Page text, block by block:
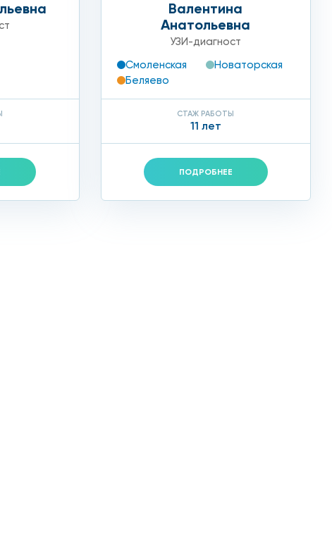
Валентина
Анатольевна
УЗИ-диагност
Смоленская
Новаторская
Беляево
СТАЖ РАБОТЫ
11 лет
ПОДРОБНЕЕ